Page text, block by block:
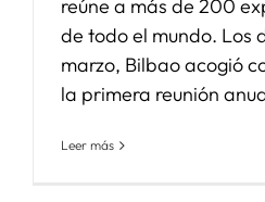
reúne a más de 200
de todo el mundo. Los
marzo, Bilbao acogió
la primera reunión
Leer más